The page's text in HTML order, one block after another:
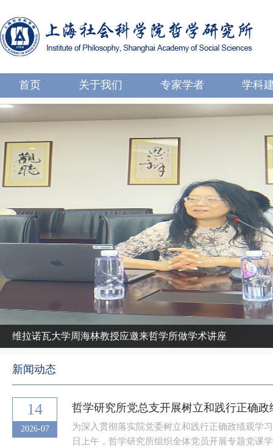
首页 关于我们 专家学者 学科
维拉诺瓦大学周海林教授应邀来哲学所做学术讲座
新闻动态
14
2026-07
哲学研究所党总支开展树立和践行正确
为深入贯彻落实院党委树立和践行正确政绩观学
日上午，哲学研究所组织全体党员开展专题党课